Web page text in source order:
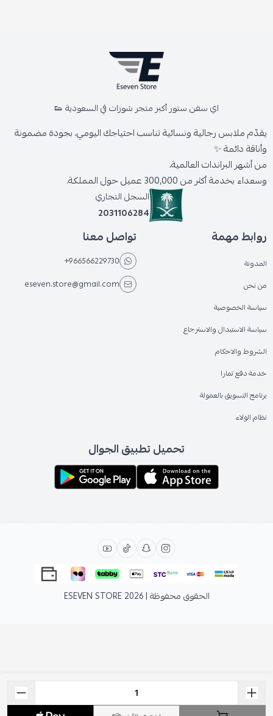
اي سفن ستور أكبر متجر شوزات في السعودية 👟
يقدّم ملابس رجالية ونسائية تناسب احتياجك اليومي، بجودة مضمونة
وأناقة دائمة ✨
من أشهر البراندات العالمية،
وسعداء بخدمة أكثر من 300,000 عميل حول المملكة.
السجل التجاري
2031106284
روابط مهمة
المدونة
من نحن
سياسة الخصوصية
سياسة الاستبدال والاسترجاع
الشروط والاحكام
خدمة دفع تمارا
برنامج التسويق بالعمولة
نظام الولاء
تواصل معنا
+966566229730
eseven.store@gmail.com
تحميل تطبيق الجوال
الحقوق محفوظة | 2026 ESEVEN STORE